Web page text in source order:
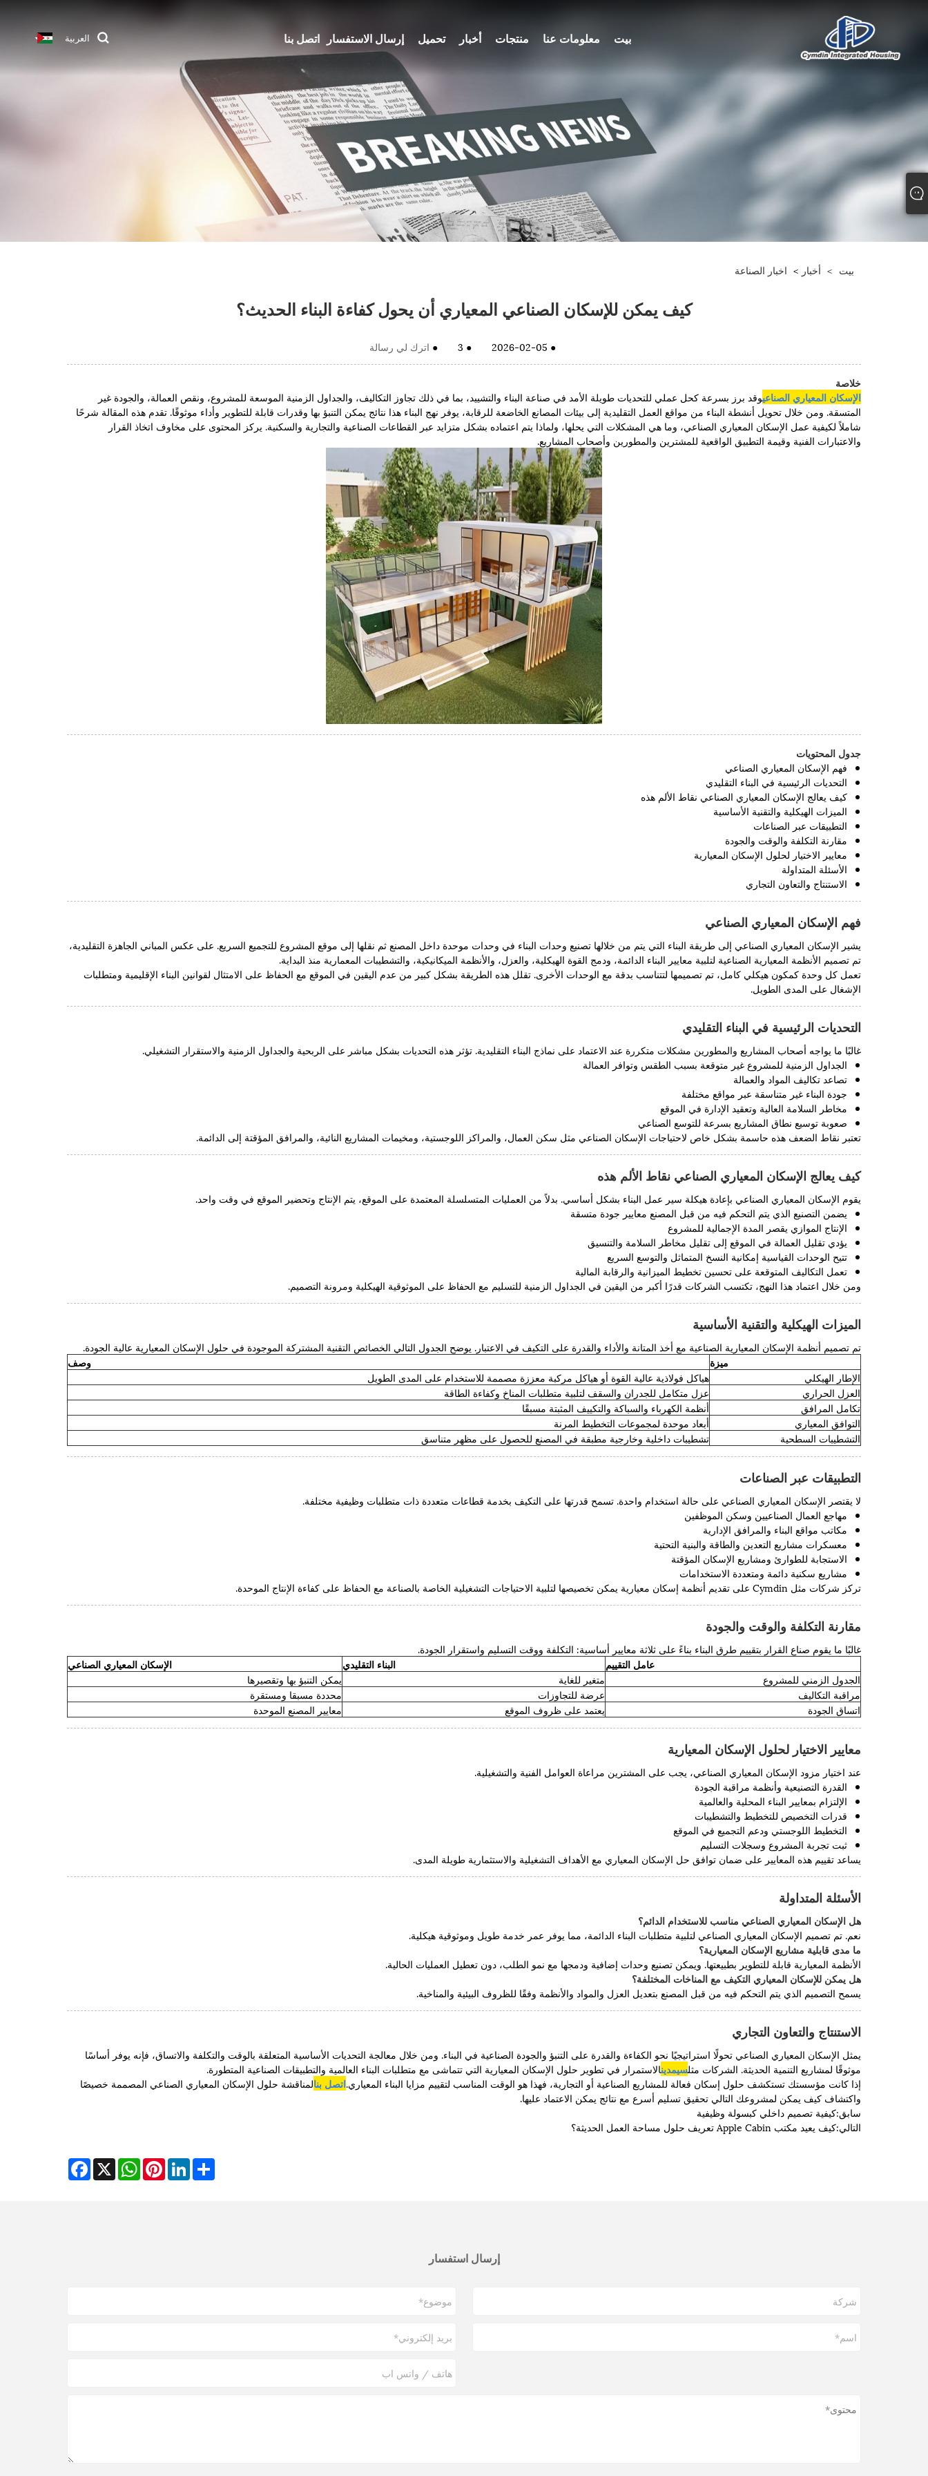
بيت معلومات عنا منتجات أخبار تحميل إرسال الاستفسار اتصل بنا العربية
بيت > أخبار > اخبار الصناعة
كيف يمكن للإسكان الصناعي المعياري أن يحول كفاءة البناء الحديث؟
●
2026-02-05
●
3
● اترك لي رسالة
خلاصة
الإسكان المعياري الصناعيوقد برز بسرعة كحل عملي للتحديات طويلة الأمد في صناعة البناء والتشييد، بما في ذلك تجاوز التكاليف، والجداول الزمنية الموسعة للمشروع، ونقص العمالة، والجودة غير
المتسقة. ومن خلال تحويل أنشطة البناء من مواقع العمل التقليدية إلى بيئات المصانع الخاضعة للرقابة، يوفر نهج البناء هذا نتائج يمكن التنبؤ بها وقدرات قابلة للتطوير وأداء موثوقًا. تقدم هذه المقالة شرحًا
شاملاً لكيفية عمل الإسكان المعياري الصناعي، وما هي المشكلات التي يحلها، ولماذا يتم اعتماده بشكل متزايد عبر القطاعات الصناعية والتجارية والسكنية. يركز المحتوى على مخاوف اتخاذ القرار
والاعتبارات الفنية وقيمة التطبيق الواقعية للمشترين والمطورين وأصحاب المشاريع.
جدول المحتويات
فهم الإسكان المعياري الصناعي
التحديات الرئيسية في البناء التقليدي
كيف يعالج الإسكان المعياري الصناعي نقاط الألم هذه
الميزات الهيكلية والتقنية الأساسية
التطبيقات عبر الصناعات
مقارنة التكلفة والوقت والجودة
معايير الاختيار لحلول الإسكان المعيارية
الأسئلة المتداولة
الاستنتاج والتعاون التجاري
فهم الإسكان المعياري الصناعي
يشير الإسكان المعياري الصناعي إلى طريقة البناء التي يتم من خلالها تصنيع وحدات البناء في وحدات موحدة داخل المصنع ثم نقلها إلى موقع المشروع للتجميع السريع. على عكس المباني الجاهزة التقليدية،
تم تصميم الأنظمة المعيارية الصناعية لتلبية معايير البناء الدائمة، ودمج القوة الهيكلية، والعزل، والأنظمة الميكانيكية، والتشطيبات المعمارية منذ البداية.
تعمل كل وحدة كمكون هيكلي كامل، تم تصميمها لتتناسب بدقة مع الوحدات الأخرى. تقلل هذه الطريقة بشكل كبير من عدم اليقين في الموقع مع الحفاظ على الامتثال لقوانين البناء الإقليمية ومتطلبات
الإشغال على المدى الطويل.
التحديات الرئيسية في البناء التقليدي
غالبًا ما يواجه أصحاب المشاريع والمطورين مشكلات متكررة عند الاعتماد على نماذج البناء التقليدية. تؤثر هذه التحديات بشكل مباشر على الربحية والجداول الزمنية والاستقرار التشغيلي.
الجداول الزمنية للمشروع غير متوقعة بسبب الطقس وتوافر العمالة
تصاعد تكاليف المواد والعمالة
جودة البناء غير متناسقة عبر مواقع مختلفة
مخاطر السلامة العالية وتعقيد الإدارة في الموقع
صعوبة توسيع نطاق المشاريع بسرعة للتوسع الصناعي
تعتبر نقاط الضعف هذه حاسمة بشكل خاص لاحتياجات الإسكان الصناعي مثل سكن العمال، والمراكز اللوجستية، ومخيمات المشاريع النائية، والمرافق المؤقتة إلى الدائمة.
كيف يعالج الإسكان المعياري الصناعي نقاط الألم هذه
يقوم الإسكان المعياري الصناعي بإعادة هيكلة سير عمل البناء بشكل أساسي. بدلاً من العمليات المتسلسلة المعتمدة على الموقع، يتم الإنتاج وتحضير الموقع في وقت واحد.
يضمن التصنيع الذي يتم التحكم فيه من قبل المصنع معايير جودة متسقة
الإنتاج الموازي يقصر المدة الإجمالية للمشروع
يؤدي تقليل العمالة في الموقع إلى تقليل مخاطر السلامة والتنسيق
تتيح الوحدات القياسية إمكانية النسخ المتماثل والتوسع السريع
تعمل التكاليف المتوقعة على تحسين تخطيط الميزانية والرقابة المالية
ومن خلال اعتماد هذا النهج، تكتسب الشركات قدرًا أكبر من اليقين في الجداول الزمنية للتسليم مع الحفاظ على الموثوقية الهيكلية ومرونة التصميم.
الميزات الهيكلية والتقنية الأساسية
تم تصميم أنظمة الإسكان المعيارية الصناعية مع أخذ المتانة والأداء والقدرة على التكيف في الاعتبار. يوضح الجدول التالي الخصائص التقنية المشتركة الموجودة في حلول الإسكان المعيارية عالية الجودة.
ميزة
وصف
الإطار الهيكلي
هياكل فولاذية عالية القوة أو هياكل مركبة معززة مصممة للاستخدام على المدى الطويل
العزل الحراري
عزل متكامل للجدران والسقف لتلبية متطلبات المناخ وكفاءة الطاقة
تكامل المرافق
أنظمة الكهرباء والسباكة والتكييف المثبتة مسبقًا
التوافق المعياري
أبعاد موحدة لمجموعات التخطيط المرنة
التشطيبات السطحية
تشطيبات داخلية وخارجية مطبقة في المصنع للحصول على مظهر متناسق
التطبيقات عبر الصناعات
لا يقتصر الإسكان المعياري الصناعي على حالة استخدام واحدة. تسمح قدرتها على التكيف بخدمة قطاعات متعددة ذات متطلبات وظيفية مختلفة.
مهاجع العمال الصناعيين وسكن الموظفين
مكاتب مواقع البناء والمرافق الإدارية
معسكرات مشاريع التعدين والطاقة والبنية التحتية
الاستجابة للطوارئ ومشاريع الإسكان المؤقتة
مشاريع سكنية دائمة ومتعددة الاستخدامات
تركز شركات مثل Cymdin على تقديم أنظمة إسكان معيارية يمكن تخصيصها لتلبية الاحتياجات التشغيلية الخاصة بالصناعة مع الحفاظ على كفاءة الإنتاج الموحدة.
مقارنة التكلفة والوقت والجودة
غالبًا ما يقوم صناع القرار بتقييم طرق البناء بناءً على ثلاثة معايير أساسية: التكلفة ووقت التسليم واستقرار الجودة.
عامل التقييم
البناء التقليدي
الإسكان المعياري الصناعي
الجدول الزمني للمشروع
متغير للغاية
يمكن التنبؤ بها وتقصيرها
مراقبة التكاليف
عرضة للتجاوزات
محددة مسبقا ومستقرة
اتساق الجودة
يعتمد على ظروف الموقع معايير المصنع الموحدة
معايير الاختيار لحلول الإسكان المعيارية
عند اختيار مزود الإسكان المعياري الصناعي، يجب على المشترين مراعاة العوامل الفنية والتشغيلية.
القدرة التصنيعية وأنظمة مراقبة الجودة
الإلتزام بمعايير البناء المحلية والعالمية
قدرات التخصيص للتخطيط والتشطيبات
التخطيط اللوجستي ودعم التجميع في الموقع
ثبت تجربة المشروع وسجلات التسليم
يساعد تقييم هذه المعايير على ضمان توافق حل الإسكان المعياري مع الأهداف التشغيلية والاستثمارية طويلة المدى.
الأسئلة المتداولة
هل الإسكان المعياري الصناعي مناسب للاستخدام الدائم؟
نعم. تم تصميم الإسكان المعياري الصناعي لتلبية متطلبات البناء الدائمة، مما يوفر عمر خدمة طويل وموثوقية هيكلية.
ما مدى قابلية مشاريع الإسكان المعيارية؟
الأنظمة المعيارية قابلة للتطوير بطبيعتها. ويمكن تصنيع وحدات إضافية ودمجها مع نمو الطلب، دون تعطيل العمليات الحالية.
هل يمكن للإسكان المعياري التكيف مع المناخات المختلفة؟
يسمح التصميم الذي يتم التحكم فيه من قبل المصنع بتعديل العزل والمواد والأنظمة وفقًا للظروف البيئية والمناخية.
الاستنتاج والتعاون التجاري
يمثل الإسكان المعياري الصناعي تحولًا استراتيجيًا نحو الكفاءة والقدرة على التنبؤ والجودة الصناعية في البناء. ومن خلال معالجة التحديات الأساسية المتعلقة بالوقت والتكلفة والاتساق، فإنه يوفر أساسًا
موثوقًا لمشاريع التنمية الحديثة. الشركات مثلسيمدينالاستمرار في تطوير حلول الإسكان المعيارية التي تتماشى مع متطلبات البناء العالمية والتطبيقات الصناعية المتطورة.
إذا كانت مؤسستك تستكشف حلول إسكان فعالة للمشاريع الصناعية أو التجارية، فهذا هو الوقت المناسب لتقييم مزايا البناء المعياري.اتصل بنالمناقشة حلول الإسكان المعياري الصناعي المصممة خصيصًا
واكتشاف كيف يمكن لمشروعك التالي تحقيق تسليم أسرع مع نتائج يمكن الاعتماد عليها.
سابق:كيفية تصميم داخلي كبسولة وظيفية
التالي:كيف يعيد مكتب Apple Cabin تعريف حلول مساحة العمل الحديثة؟
Facebook X
WhatsAppPinterestLinkedInShare
إرسال استفسار